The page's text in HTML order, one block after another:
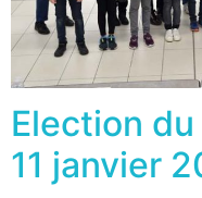
Election
11 janvier